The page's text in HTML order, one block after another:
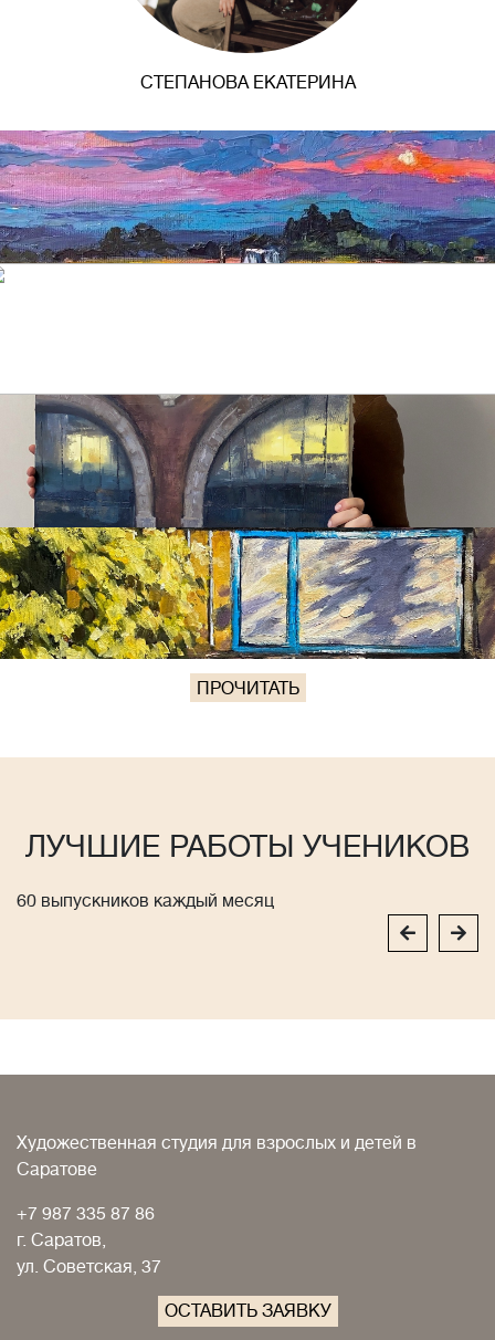
СТЕПАНОВА ЕКАТЕРИНА
ПРОЧИТАТЬ
ЛУЧШИЕ РАБОТЫ УЧЕНИКОВ
60 выпускников каждый месяц
Художественная студия для взрослых и детей в
Саратове
+7 987 335 87 86
г. Саратов,
ул. Советская, 37
ОСТАВИТЬ ЗАЯВКУ